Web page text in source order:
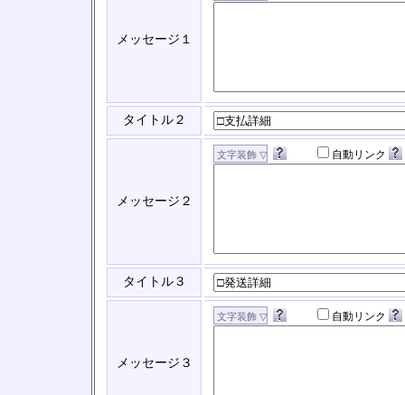
メッセージ１
タイトル２
メッセージ２
自動リンク
タイトル３
メッセージ３
自動リンク